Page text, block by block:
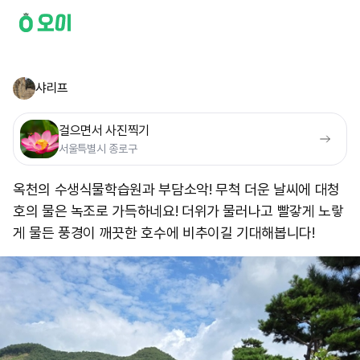
샤리프
걸으면서 사진찍기
서울특별시 종로구
옥천의 수생식물학습원과 부담소악! 무척 더운 날씨에 대청
호의 물은 녹조로 가득하네요! 더위가 물러나고 빨갛게 노랗
게 물든 풍경이 깨끗한 호수에 비추이길 기대해봅니다!